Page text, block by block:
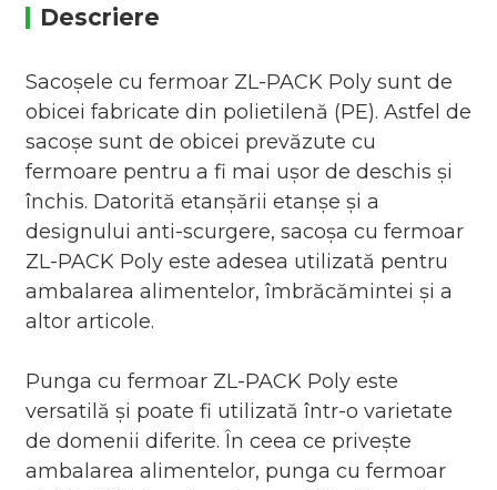
Descriere
Sacoșele cu fermoar ZL-PACK Poly sunt de
obicei fabricate din polietilenă (PE). Astfel de
sacoșe sunt de obicei prevăzute cu
fermoare pentru a fi mai ușor de deschis și
închis. Datorită etanșării etanșe și a
designului anti-scurgere, sacoșa cu fermoar
ZL-PACK Poly este adesea utilizată pentru
ambalarea alimentelor, îmbrăcămintei și a
altor articole.
Punga cu fermoar ZL-PACK Poly este
versatilă și poate fi utilizată într-o varietate
de domenii diferite. În ceea ce privește
ambalarea alimentelor, punga cu fermoar